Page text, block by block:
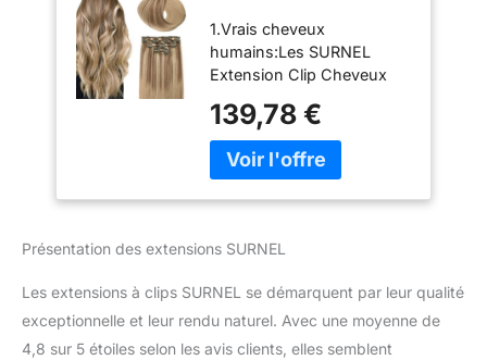
Clair Fading to Ash
Blonde Remy Double
Trame 22
Pouces/55cm Tête
Pleine Clip Extension
Cheveux Remy
6pcs/120g(#10/27/27
1.Vrais cheveux
humains:Les SURNEL
Extension Clip Cheveux
de vrais cheveux
humains,Doux comme tes
cheveux naturels. Pas
2.Spécifications:SURNEL
clip poids : 140 g (14
pouces- 16 pouces), 160 g
(18 pouces- 22 pouces); Si
139,78 €
Présentation des extensions SURNEL
Les extensions à clips SURNEL se démarquent par leur qualité
exceptionnelle et leur rendu naturel. Avec une moyenne de
4,8 sur 5 étoiles selon les avis clients, elles semblent